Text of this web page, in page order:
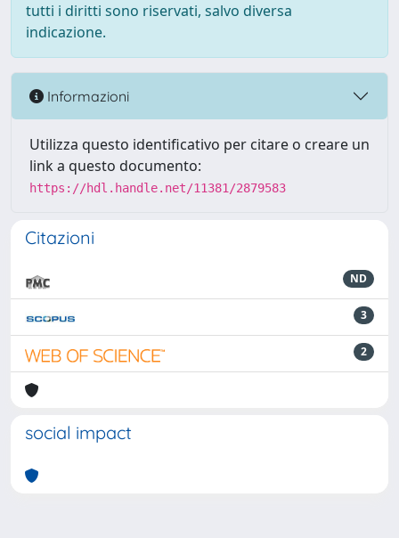
tutti i diritti sono riservati, salvo diversa
indicazione.
Informazioni
Utilizza questo identificativo per citare o creare un
link a questo documento:
https://hdl.handle.net/11381/2879583
Citazioni
ND
3
2
social impact